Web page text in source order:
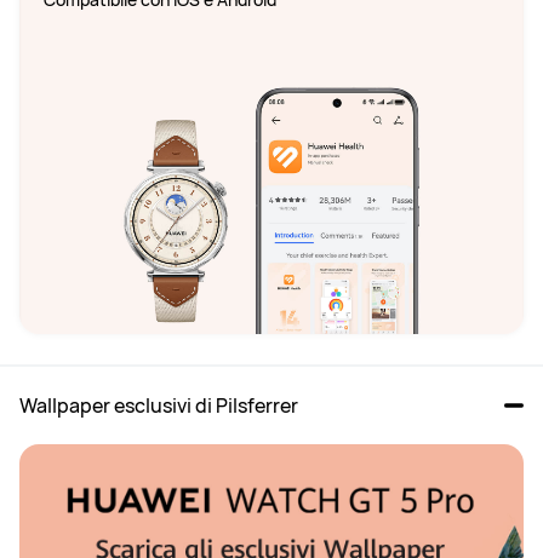
Wallpaper esclusivi di Pilsferrer